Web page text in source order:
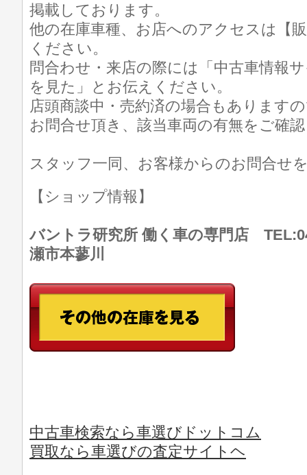
掲載しております。
他の在庫車種、お店へのアクセスは【
ください。
問合わせ・来店の際には「中古車情報
を見た」とお伝えください。
店頭商談中・売約済の場合もあります
お問合せ頂き、該当車両の有無をご確
スタッフ一同、お客様からのお問合せ
【ショップ情報】
バントラ研究所 働く車の専門店
瀬市本蓼川
中古車検索なら車選びドットコム
買取なら車選びの査定サイトヘ